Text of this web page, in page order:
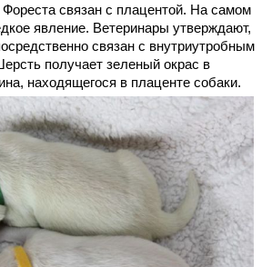
связан с плацентой. На самом
явление. Ветеринары утверждают,
связан с внутриутробным
получает зеленый окрас в
находящегося в плаценте собаки.